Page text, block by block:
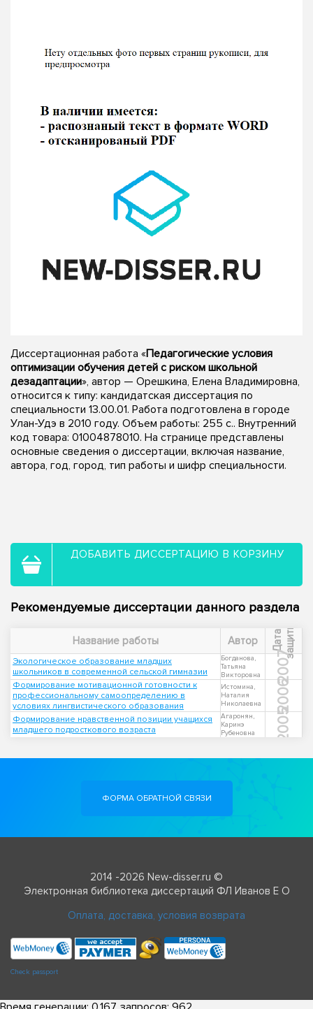
Диссертационная работа «Педагогические условия
оптимизации обучения детей с риском школьной
дезадаптации», автор — Орешкина, Елена Владимировна,
относится к типу: кандидатская диссертация по
специальности 13.00.01. Работа подготовлена в городе
Улан-Удэ в 2010 году. Объем работы: 255 с.. Внутренний
код товара: 01004878010. На странице представлены
основные сведения о диссертации, включая название,
автора, год, город, тип работы и шифр специальности.
ДОБАВИТЬ ДИССЕРТАЦИЮ В КОРЗИНУ
Рекомендуемые диссертации данного раздела
Название работы Автор Д
а
т
а
з
а
щ
и
т ы
Экологическое образование младших
школьников в современной сельской гимназии
Богданова,
Татьяна
Викторовна
2007
Формирование мотивационной готовности к
профессиональному самоопределению в
условиях лингвистического образования
Истомина,
Наталия
Николаевна
2006
Формирование нравственной позиции учащихся
младшего подросткового возраста
Агаронян,
Каринэ
Рубеновна
2005
ФОРМА ОБРАТНОЙ СВЯЗИ
2014 -2026 New-disser.ru ©
Электронная библиотека диссертаций ФЛ Иванов Е О
Оплата, доставка, условия возврата
Check passport